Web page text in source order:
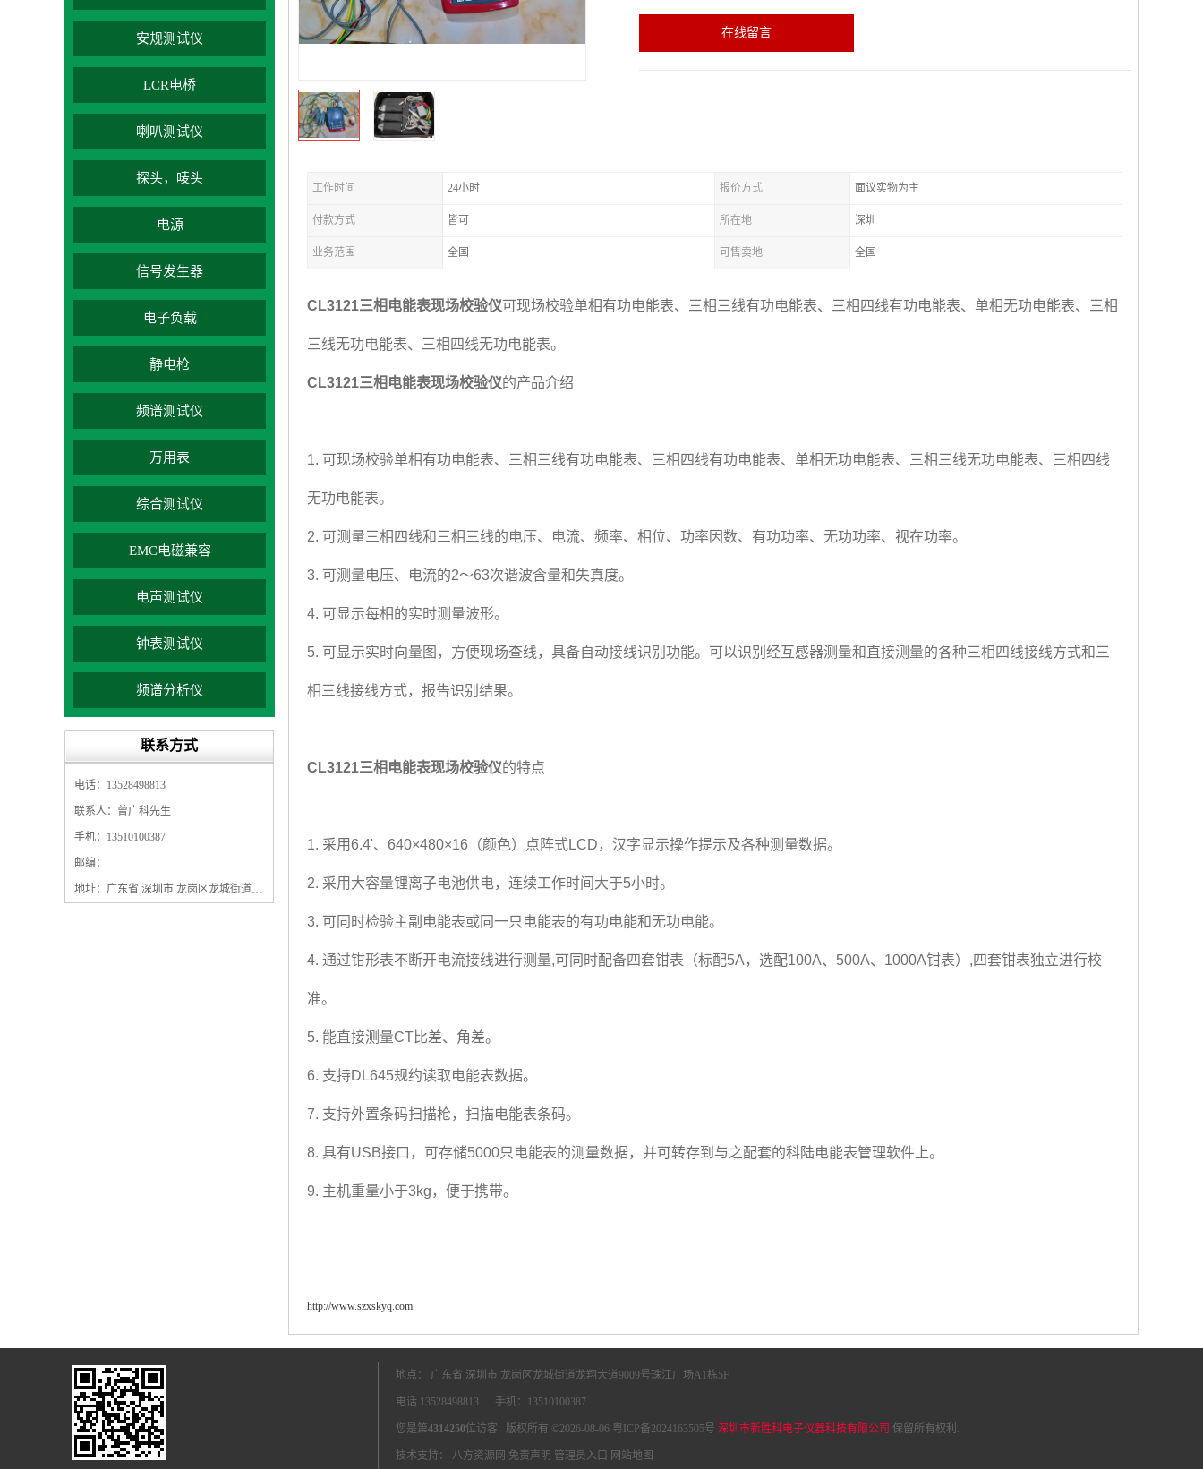
安规测试仪
LCR电桥
喇叭测试仪
探头，唛头
电源
信号发生器
电子负载
静电枪
频谱测试仪
万用表
综合测试仪
EMC电磁兼容
电声测试仪
钟表测试仪
频谱分析仪
联系方式
电话：13528498813
联系人：曾广科先生
手机：13510100387
邮编：
地址：广东省 深圳市 龙岗区龙城街道龙翔大道9009号珠江广场A1栋5F
在线留言
工作时间 24小时 报价方式 面议实物为主
付款方式 皆可 所在地 深圳
业务范围 全国 可售卖地 全国
CL3121三相电能表现场校验仪可现场校验单相有功电能表、三相三线有功电能表、三相四线有功电能表、单相无功电能表、三相
三线无功电能表、三相四线无功电能表。
CL3121三相电能表现场校验仪的产品介绍
1. 可现场校验单相有功电能表、三相三线有功电能表、三相四线有功电能表、单相无功电能表、三相三线无功电能表、三相四线
无功电能表。
2. 可测量三相四线和三相三线的电压、电流、频率、相位、功率因数、有功功率、无功功率、视在功率。
3. 可测量电压、电流的2～63次谐波含量和失真度。
4. 可显示每相的实时测量波形。
5. 可显示实时向量图，方便现场查线，具备自动接线识别功能。可以识别经互感器测量和直接测量的各种三相四线接线方式和三
相三线接线方式，报告识别结果。
CL3121三相电能表现场校验仪的特点
1. 采用6.4'、640×480×16（颜色）点阵式LCD，汉字显示操作提示及各种测量数据。
2. 采用大容量锂离子电池供电，连续工作时间大于5小时。
3. 可同时检验主副电能表或同一只电能表的有功电能和无功电能。
4. 通过钳形表不断开电流接线进行测量,可同时配备四套钳表（标配5A，选配100A、500A、1000A钳表）,四套钳表独立进行校
准。
5. 能直接测量CT比差、角差。
6. 支持DL645规约读取电能表数据。
7. 支持外置条码扫描枪，扫描电能表条码。
8. 具有USB接口，可存储5000只电能表的测量数据，并可转存到与之配套的科陆电能表管理软件上。
9. 主机重量小于3kg，便于携带。
http://www.szxskyq.com
地点： 广东省 深圳市 龙岗区龙城街道龙翔大道9009号珠江广场A1栋5F
电话 13528498813 手机：13510100387
您是第4314250位访客 版权所有 ©2026-08-06 粤ICP备2024163505号 深圳市新胜科电子仪器科技有限公司 保留所有权利.
技术支持： 八方资源网 免责声明 管理员入口 网站地图